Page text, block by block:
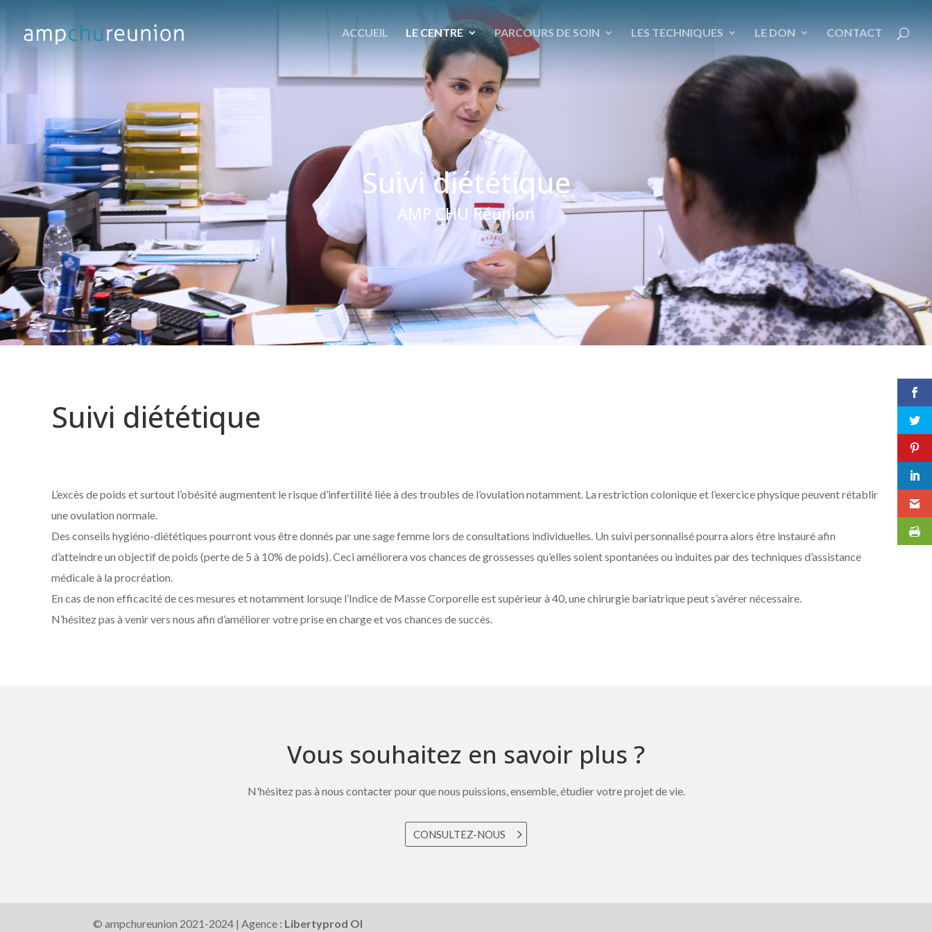
ACCUEIL LE CENTRE PARCOURS DE SOIN LES TECHNIQUES LE DON CONTACT
Suivi diététique
AMP CHU Réunion
Suivi diététique
L’excès de poids et surtout l’obésité augmentent le risque d’infertilité liée à des troubles de l’ovulation notamment. La restriction colonique et l’exercice physique peuvent rétablir
une ovulation normale.
Des conseils hygiéno-diététiques pourront vous être donnés par une sage femme lors de consultations individuelles. Un suivi personnalisé pourra alors être instauré afin
d’atteindre un objectif de poids (perte de 5 à 10% de poids). Ceci améliorera vos chances de grossesses qu’elles soient spontanées ou induites par des techniques d’assistance
médicale à la procréation.
En cas de non efficacité de ces mesures et notamment lorsuqe l’Indice de Masse Corporelle est supérieur à 40, une chirurgie bariatrique peut s’avérer nécessaire.
N’hésitez pas à venir vers nous afin d’améliorer votre prise en charge et vos chances de succès.
Vous souhaitez en savoir plus ?
N'hésitez pas à nous contacter pour que nous puissions, ensemble, étudier votre projet de vie.
CONSULTEZ-NOUS
© ampchureunion 2021-2024 | Agence : Libertyprod OI